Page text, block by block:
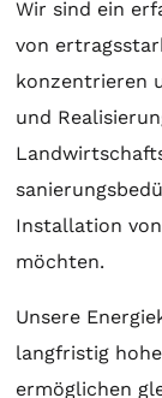
Wir sind ein
von
konzentrieren
und
Installation
möchten.
Unsere
langfristig
ermöglichen